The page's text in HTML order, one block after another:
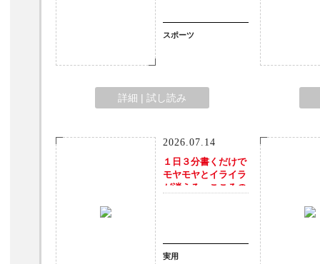
スポーツ
詳細 | 試し読み
2026.07.14
１日３分書くだけで
モヤモヤとイライラ
が消える こころの
実用